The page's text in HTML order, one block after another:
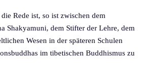
Rede ist, so ist zwischen dem
Shakyamuni, dem Stifter der Lehre, dem
Wesen in der späteren Schulen
im tibetischen Buddhismus zu